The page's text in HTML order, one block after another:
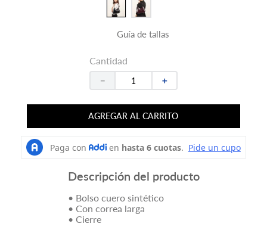
Guía de tallas
Cantidad
＋
－
AGREGAR AL CARRITO
Descripción del producto
• Bolso cuero sintético
• Con correa larga
• Cierre